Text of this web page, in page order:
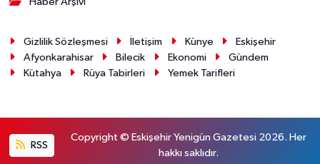
Gizlilik Sözleşmesi İletişim Künye
Eskişehir
Afyonkarahisar
Bilecik Ekonomi
Gündem
Kütahya
Rüya Tabirleri Yemek Tarifleri
RSS
Copyright © Eskişehir Yenigün Gazetesi 2026. Her
hakkı saklıdır.